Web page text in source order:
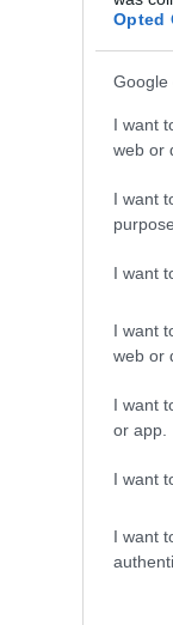
Opted
Google
I want
web or
I want
I want
I want
web or
I want
or app.
I want
I want